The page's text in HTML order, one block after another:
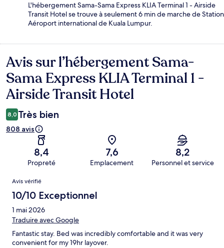
L'hébergement Sama-Sama Express KLIA Terminal 1 - Airside
Transit Hotel se trouve à seulement 6 min de marche de Station
Aéroport international de Kuala Lumpur.
Avis
Avis sur l’hébergement Sama-
Sama Express KLIA Terminal 1 -
Airside Transit Hotel
8,0 Très bien
808 avis
8,4
Propreté
7,6
Emplacement
8,2
Personnel et service
Avis
Avis vérifié
10/10 Exceptionnel
1 mai 2026
Traduire avec Google
Fantastic stay. Bed was incredibly comfortable and it was very
convenient for my 19hr layover.